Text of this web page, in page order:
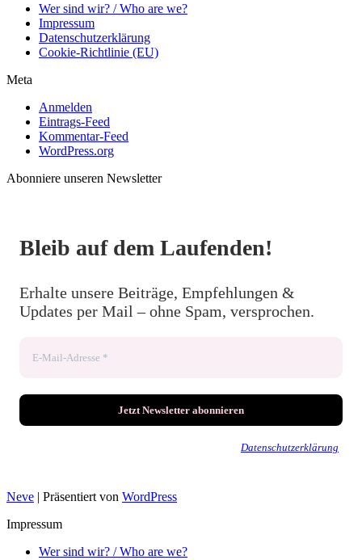
Wer sind wir? / Who are we?
Impressum
Datenschutzerklärung
Cookie-Richtlinie (EU)
Meta
Anmelden
Eintrags-Feed
Kommentar-Feed
WordPress.org
Abonniere unseren Newsletter
Bleib auf dem Laufenden!
Erhalte unsere Beiträge, Empfehlungen &
Updates per Mail – ohne Spam, versprochen.
Datenschutzerklärung
Neve | Präsentiert von WordPress
Impressum
Wer sind wir? / Who are we?